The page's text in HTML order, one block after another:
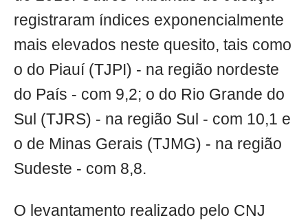
registraram índices exponencialmente
mais elevados neste quesito, tais como
o do Piauí (TJPI) - na região nordeste
do País - com 9,2; o do Rio Grande do
Sul (TJRS) - na região Sul - com 10,1 e
o de Minas Gerais (TJMG) - na região
Sudeste - com 8,8.
O levantamento realizado pelo CNJ